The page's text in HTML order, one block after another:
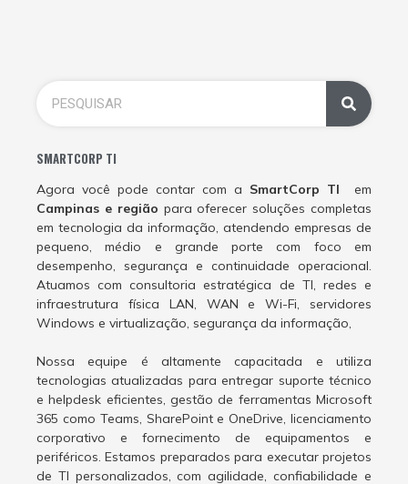
SMARTCORP TI
Agora você pode contar com a SmartCorp TI em
Campinas e região para oferecer soluções completas
em tecnologia da informação, atendendo empresas de
pequeno, médio e grande porte com foco em
desempenho, segurança e continuidade operacional.
Atuamos com consultoria estratégica de TI, redes e
infraestrutura física LAN, WAN e Wi-Fi, servidores
Windows e virtualização, segurança da informação,
Nossa equipe é altamente capacitada e utiliza
tecnologias atualizadas para entregar suporte técnico
e helpdesk eficientes, gestão de ferramentas Microsoft
365 como Teams, SharePoint e OneDrive, licenciamento
corporativo e fornecimento de equipamentos e
periféricos. Estamos preparados para executar projetos
de TI personalizados, com agilidade, confiabilidade e